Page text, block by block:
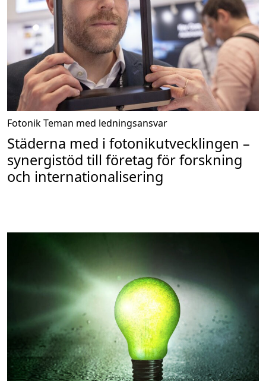
FotonikTeman med ledningsansvar
Städerna med i fotonikutvecklingen –
synergistöd till företag för forskning
och internationalisering